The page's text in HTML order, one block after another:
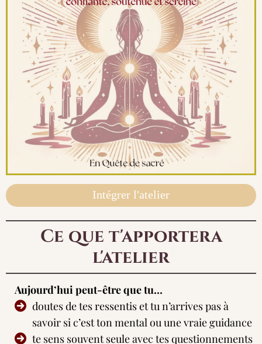
Intégrer l'atelier
Ce que t'apportera
l'atelier
Aujourd’hui peut-être que tu…
doutes de tes ressentis et tu n’arrives pas à
savoir si c’est ton mental ou une vraie guidance
te sens souvent seule avec tes questionnements